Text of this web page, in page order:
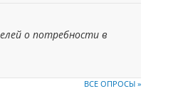
о потребности в
ВСЕ ОПРОСЫ »